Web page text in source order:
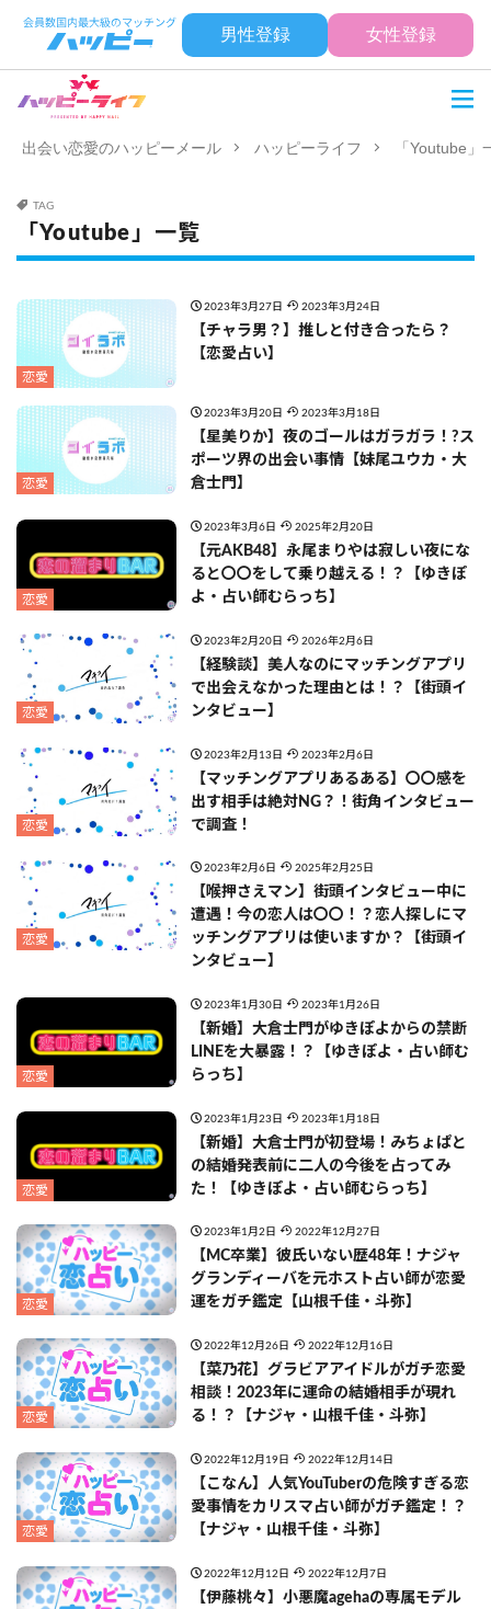
男性登録 女性登録
出会い恋愛のハッピーメール ハッピーライフ 「Youtube」
TAG
「Youtube」一覧
恋愛
2023年3月27日 2023年3月24日
【チャラ男？】推しと付き合ったら？
【恋愛占い】
恋愛
2023年3月20日 2023年3月18日
【星美りか】夜のゴールはガラガラ！?ス
ポーツ界の出会い事情【妹尾ユウカ・大
倉士門】
恋愛
2023年3月6日 2025年2月20日
【元AKB48】永尾まりやは寂しい夜にな
ると〇〇をして乗り越える！？【ゆきぽ
よ・占い師むらっち】
恋愛
2023年2月20日 2026年2月6日
【経験談】美人なのにマッチングアプリ
で出会えなかった理由とは！？【街頭イ
ンタビュー】
恋愛
2023年2月13日 2023年2月6日
【マッチングアプリあるある】〇〇感を
出す相手は絶対NG？！街角インタビュー
で調査！
恋愛
2023年2月6日 2025年2月25日
【喉押さえマン】街頭インタビュー中に
遭遇！今の恋人は〇〇！？恋人探しにマ
ッチングアプリは使いますか？【街頭イ
ンタビュー】
恋愛
2023年1月30日 2023年1月26日
【新婚】大倉士門がゆきぽよからの禁断
LINEを大暴露！？【ゆきぽよ・占い師む
らっち】
恋愛
2023年1月23日 2023年1月18日
【新婚】大倉士門が初登場！みちょぱと
の結婚発表前に二人の今後を占ってみ
た！【ゆきぽよ・占い師むらっち】
恋愛
2023年1月2日 2022年12月27日
【MC卒業】彼氏いない歴48年！ナジャ
グランディーバを元ホスト占い師が恋愛
運をガチ鑑定【山根千佳・斗弥】
恋愛
2022年12月26日 2022年12月16日
【菜乃花】グラビアアイドルがガチ恋愛
相談！2023年に運命の結婚相手が現れ
る！？【ナジャ・山根千佳・斗弥】
恋愛
2022年12月19日 2022年12月14日
【こなん】人気YouTuberの危険すぎる恋
愛事情をカリスマ占い師がガチ鑑定！？
【ナジャ・山根千佳・斗弥】
2022年12月12日 2022年12月7日
【伊藤桃々】小悪魔agehaの専属モデル